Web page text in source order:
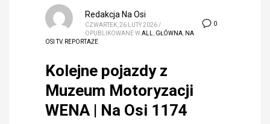
0
Redakcja Na Osi
CZWARTEK, 26 LUTY 2026 /
OPUBLIKOWANE WALL GŁÓWNA NA
OSI TV, REPORTAŻE
Kolejne pojazdy z
Muzeum Motoryzacji
WENA | Na Osi 1174